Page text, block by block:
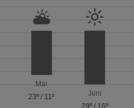
Mai
23º / 11º
Juni
29º / 16º